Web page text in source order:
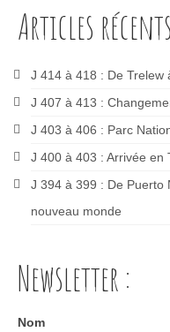
Articles récents
J 414 à 418 : De Trelew
J 407 à 413 :
J 403 à 406 : Parc
J 400 à 403 : Arrivée en
J 394 à 399 : De Puerto
nouveau monde
Newsletter :
Nom